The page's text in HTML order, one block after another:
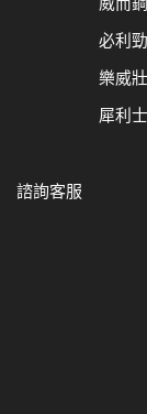
必利勁
樂威壯
犀利士
諮詢客服